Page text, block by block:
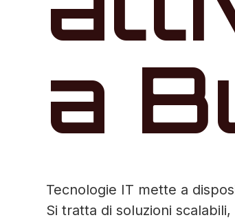
a
Tecnologie IT mette a
Si tratta di soluzioni